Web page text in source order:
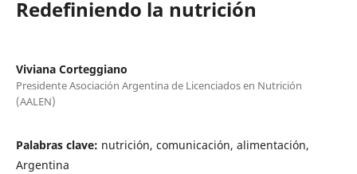
Redefiniendo la nutrición
Viviana Corteggiano
Presidente Asociación Argentina de Licenciados en Nutrición
(AALEN)
Palabras clave: nutrición, comunicación, alimentación,
Argentina